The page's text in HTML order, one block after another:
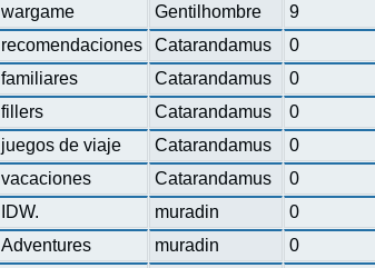
wargame Gentilhombre 9
recomendaciones Catarandamus 0
familiares Catarandamus 0
fillers Catarandamus 0
juegos de viaje Catarandamus 0
vacaciones Catarandamus 0
IDW. muradin 0
Adventures muradin 0